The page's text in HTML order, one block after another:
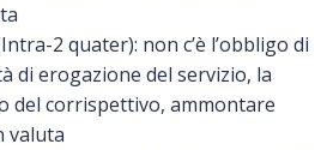
2 quater): non c’è l’obbligo di
di erogazione del servizio, la
del corrispettivo, ammontare
valuta